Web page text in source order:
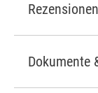
Rezensionen
Dokumente